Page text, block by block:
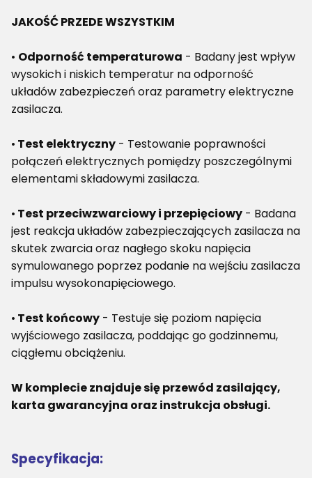
JAKOŚĆ PRZEDE WSZYSTKIM
• Odporność temperaturowa - Badany jest wpływ
wysokich i niskich temperatur na odporność
układów zabezpieczeń oraz parametry elektryczne
zasilacza.
• Test elektryczny - Testowanie poprawności
połączeń elektrycznych pomiędzy poszczególnymi
elementami składowymi zasilacza.
• Test przeciwzwarciowy i przepięciowy - Badana
jest reakcja układów zabezpieczających zasilacza na
skutek zwarcia oraz nagłego skoku napięcia
symulowanego poprzez podanie na wejściu zasilacza
impulsu wysokonapięciowego.
• Test końcowy - Testuje się poziom napięcia
wyjściowego zasilacza, poddając go godzinnemu,
ciągłemu obciążeniu.
W komplecie znajduje się przewód zasilający,
karta gwarancyjna oraz instrukcja obsługi.
Specyfikacja: